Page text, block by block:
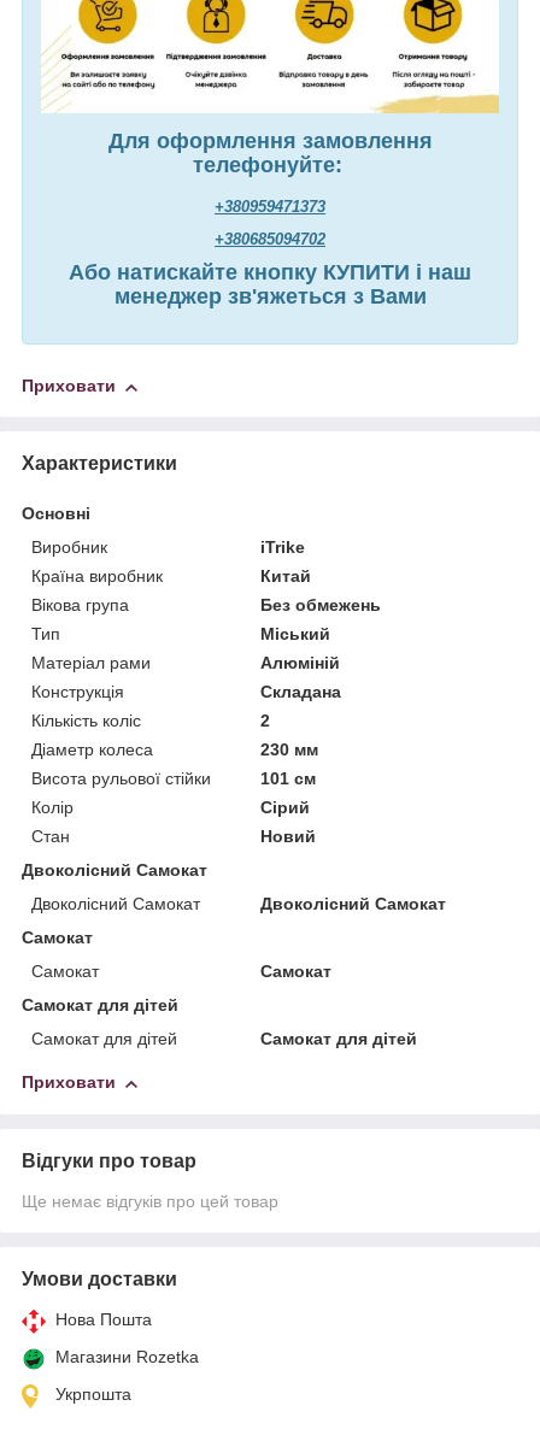
Для оформлення замовлення
телефонуйте:
+380959471373
+380685094702
Або натискайте кнопку КУПИТИ і наш
менеджер зв'яжеться з Вами
Приховати
Характеристики
Основні
Виробник
iTrike
Країна виробник
Китай
Вікова група
Без обмежень
Тип
Міський
Матеріал рами
Алюміній
Конструкція
Складана
Кількість коліс
2
Діаметр колеса
230 мм
Висота рульової стійки
101 см
Колір
Сірий
Стан
Новий
Двоколісний Самокат
Двоколісний Самокат
Двоколісний Самокат
Самокат
Самокат
Самокат
Самокат для дітей
Самокат для дітей
Самокат для дітей
Приховати
Відгуки про товар
Ще немає відгуків про цей товар
Умови доставки
Нова Пошта
Магазини Rozetka
Укрпошта